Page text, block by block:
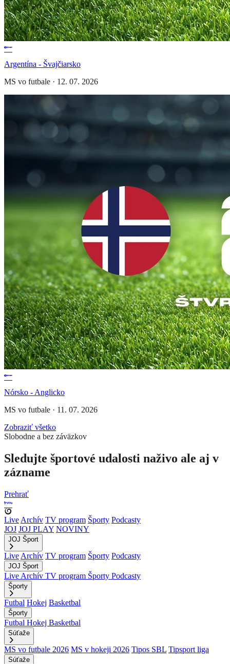
Argentína - Švajčiarsko
MS vo futbale · 12. 07. 2026
Nórsko - Anglicko
MS vo futbale · 11. 07. 2026
Zobraziť všetko
Slobodne a bez záväzkov
Sledujte športové udalosti naživo ale aj v
zázname
Prehrať
Live Archív TV program Športy Podcasty
JOJ JOJ PLAY NOVINY
JOJ Šport
Live Archív TV program Športy Podcasty
JOJ Šport
Live Archív TV program Športy Podcasty
Športy
Futbal Hokej Basketbal
Športy
Futbal Hokej Basketbal
Súťaže
MS vo futbale 2026 MS v hokeji 2026 Tipos SBL Tipsport liga
Súťaže